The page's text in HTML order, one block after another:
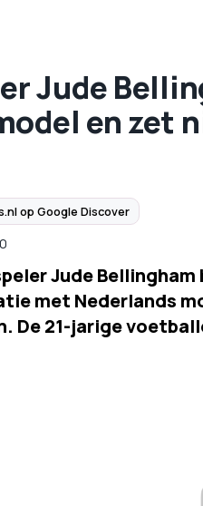
Jude
en zet
op Google Discover
Jude
met Nederlands
De 21-jarige